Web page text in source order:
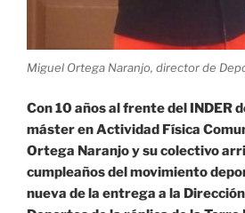
Miguel Ortega Naranjo, director de
Con 10 años al frente del INDER
máster en Actividad Física
Ortega Naranjo y su colectivo
cumpleaños del movimiento
nueva de la entrega a la